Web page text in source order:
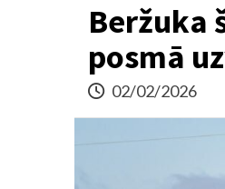
Beržuka
posmā
02/02/2026